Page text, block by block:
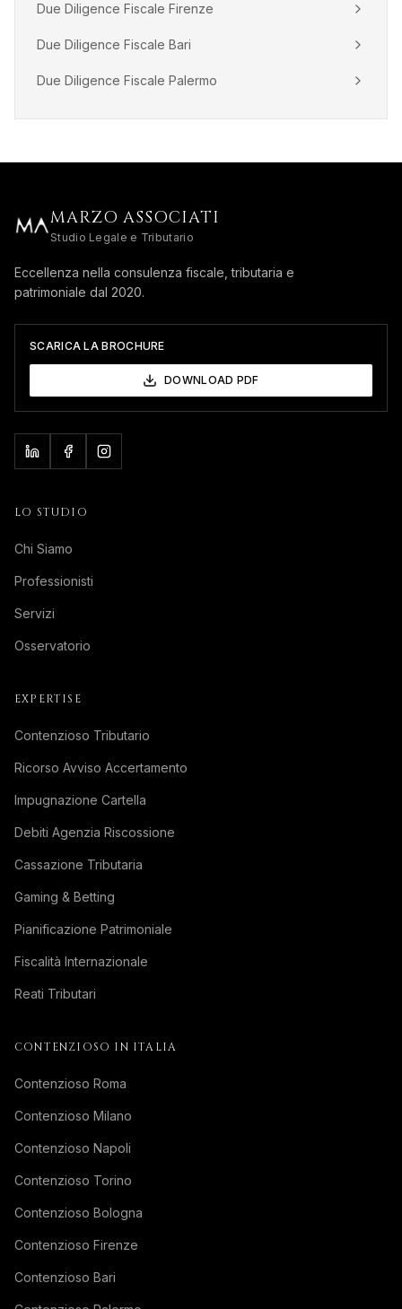
Due Diligence Fiscale Firenze
Due Diligence Fiscale Bari
Due Diligence Fiscale Palermo
MARZO ASSOCIATI
Studio Legale e Tributario
Eccellenza nella consulenza fiscale, tributaria e
patrimoniale dal 2020.
SCARICA LA BROCHURE
DOWNLOAD PDF
LO STUDIO
Chi Siamo
Professionisti
Servizi
Osservatorio
EXPERTISE
Contenzioso Tributario
Ricorso Avviso Accertamento
Impugnazione Cartella
Debiti Agenzia Riscossione
Cassazione Tributaria
Gaming & Betting
Pianificazione Patrimoniale
Fiscalità Internazionale
Reati Tributari
CONTENZIOSO IN ITALIA
Contenzioso Roma
Contenzioso Milano
Contenzioso Napoli
Contenzioso Torino
Contenzioso Bologna
Contenzioso Firenze
Contenzioso Bari